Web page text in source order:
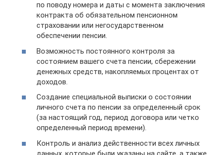
по поводу номера и даты с момента заключения
контракта об обязательном пенсионном
страховании или негосударственном
обеспечении пенсии.
Возможность постоянного контроля за
состоянием вашего счета пенсии, сбережении
денежных средств, накопляемых процентах от
доходов.
Создание специальной выписки о состоянии
личного счета по пенсии за определенный срок
(за настоящий год, период договора или четко
определенный период времени).
Контроль и анализ действенности всех личных